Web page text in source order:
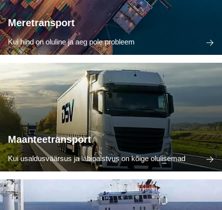
Meretransport
Kui hind on oluline ja aeg pole probleem
Maanteetransport
Kui usaldusväärsus ja läbipaistvus on kõige olulisemad